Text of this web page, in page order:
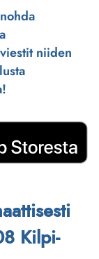
niiden
Kilpi-